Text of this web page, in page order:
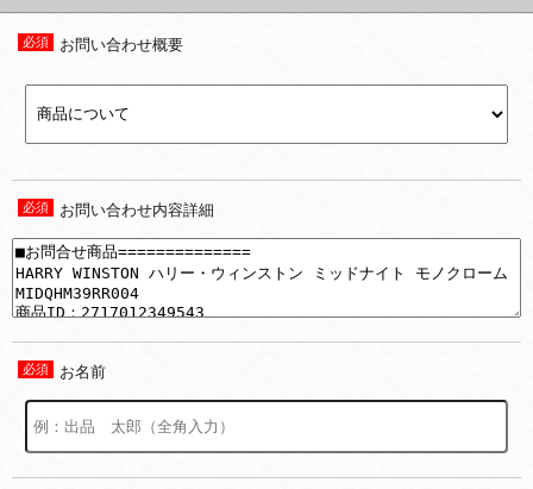
お問い合わせ概要
お問い合わせ内容詳細
お名前